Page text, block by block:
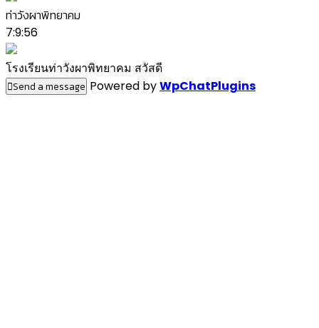
ท่าวังผาพิทยาคม
7:9:56
โรงเรียนท่าวังผาพิทยาคม สวัสดี
Send a message Powered byWpChatPlugins